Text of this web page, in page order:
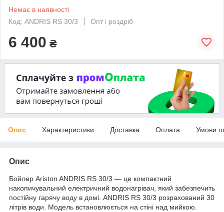
Немає в наявності
Код: ANDRIS RS 30/3
Опт і роздріб
6 400 ₴
Опис Характеристики Доставка Оплата Умови
Опис
Бойлер Ariston ANDRIS RS 30/3 — це компактний
накопичувальний електричний водонагрівач, який забезпечить
постійну гарячу воду в домі. ANDRIS RS 30/3 розрахований 30
літрів води. Модель встановлюється на стіні над мийкою.